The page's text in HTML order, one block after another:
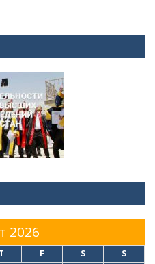
2026
T F S S